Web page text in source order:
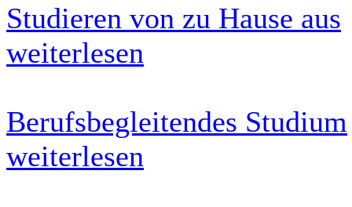
Studieren von zu Hause aus
weiterlesen
Berufsbegleitendes Studium
weiterlesen